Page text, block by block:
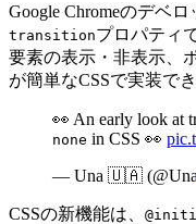
Google Chromeのデベ
transitionプロパティ
要素の表示・非表示、
が簡単なCSSで実装で
👀 An early look at
none in CSS 👀
— Una 🇺🇦
CSSの新機能は、